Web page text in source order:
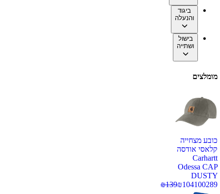
ביגוד
והנעלה
בישול
ושתייה
מומלצים
כובע מצחייה
קלאסי אודסה
Carhartt
Odessa CAP
DUSTY
100289
₪104
₪139